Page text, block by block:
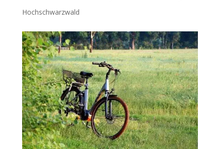
Hochschwarzwald